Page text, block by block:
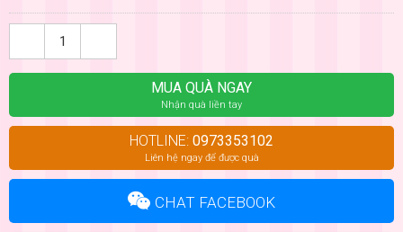
MUA QUÀ NGAY
Nhận quà liền tay
HOTLINE: 0973353102
Liên hệ ngay để được quà
CHAT FACEBOOK